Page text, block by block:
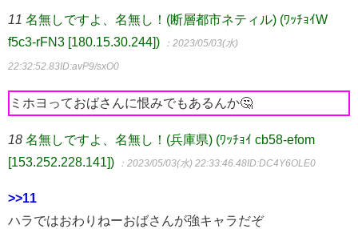
11 名無しですよ、名無し！(断層都市ネティル) (ﾜｯﾁｮｲW
f5c3-rFN3 [180.15.30.244])
：2023/05/03(水)
22:32:52.83ID:avP9/sxO0
ミホヨっておばさんに恨みでもあるんか🤔
18 名無しですよ、名無し！(兵庫県) (ﾜｯﾁｮｲ cb58-efom
[153.252.228.141])
：2023/05/03(水) 22:33:46.48ID:DC4Y6OLE0
>>11
ハラではおわりねーおばさんが強キャラだぞ